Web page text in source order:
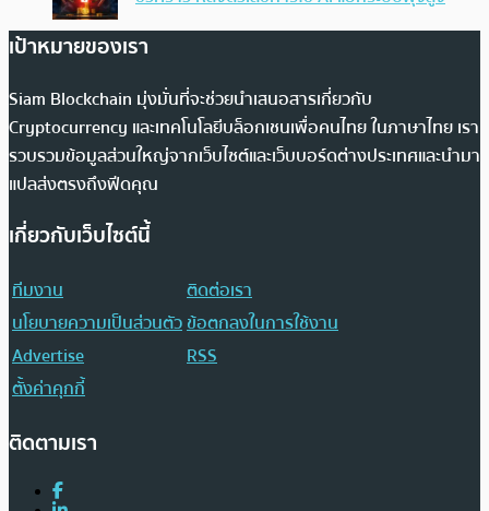
เป้าหมายของเรา
Siam Blockchain มุ่งมั่นที่จะช่วยนำเสนอสารเกี่ยวกับ
Cryptocurrency และเทคโนโลยีบล็อกเชนเพื่อคนไทย ในภาษาไทย เรา
รวบรวมข้อมูลส่วนใหญ่จากเว็บไซต์และเว็บบอร์ดต่างประเทศและนำมา
แปลส่งตรงถึงฟีดคุณ
เกี่ยวกับเว็บไซต์นี้
ทีมงาน
ติดต่อเรา
นโยบายความเป็นส่วนตัวข้อตกลงในการใช้งาน
Advertise
RSS
ตั้งค่าคุกกี้
ติดตามเรา